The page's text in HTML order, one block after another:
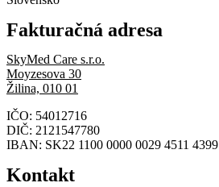
Fakturačná adresa
SkyMed Care s.r.o.
Moyzesova 30
Žilina, 010 01
IČO: 54012716
DIČ: 2121547780
IBAN: SK22 1100 0000 0029 4511 4399
Kontakt